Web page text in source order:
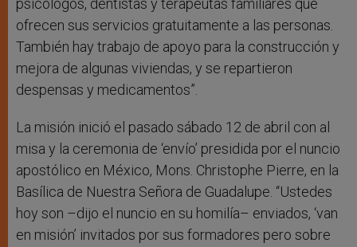
psicólogos, dentistas y terapeutas familiares que
ofrecen sus servicios gratuitamente a las personas.
También hay trabajo de apoyo para la construcción y
mejora de algunas viviendas, y se repartieron
despensas y medicamentos”.
La misión inició el pasado sábado 12 de abril con al
misa y la ceremonia de ‘envío’ presidida por el nuncio
apostólico en México, Mons. Christophe Pierre, en la
Basílica de Nuestra Señora de Guadalupe. “Ustedes
hoy son –dijo el nuncio en su homilía– enviados, ‘van
en misión’ invitados por sus formadores pero sobre